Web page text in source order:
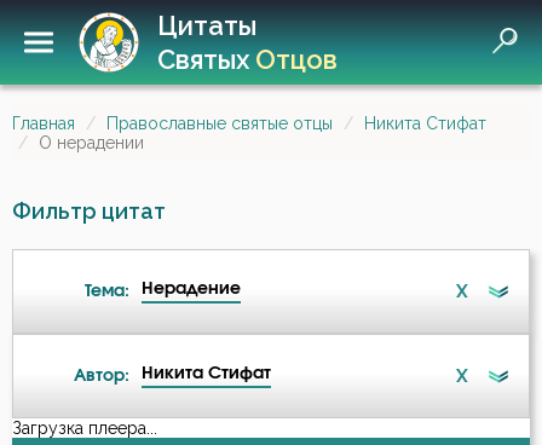
Цитаты
СвятыхОтцов
Главная Православные святые отцы
Никита Стифат
О нерадении
Фильтр цитат
Тема: Нерадение X
Ангел
Автор: Никита Стифат X
А-я
Загрузка плеера...